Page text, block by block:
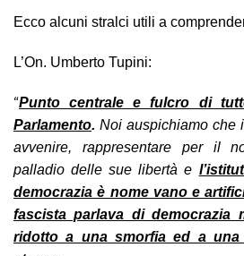
Ecco alcuni stralci utili a
L’On. Umberto Tupini:
“Punto centrale e fulcro di
Parlamento. Noi auspichiamo che
avvenire, rappresentare per il
palladio delle sue libertà e
democrazia è nome vano e
fascista parlava di democrazia
ridotto a una smorfia ed a una